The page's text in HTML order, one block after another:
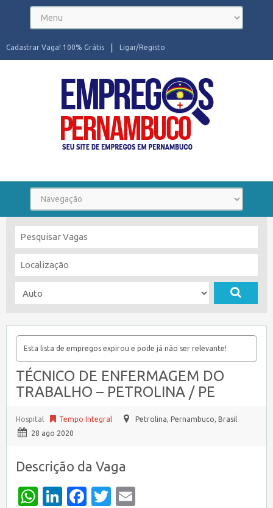
Ligar/Registo
Cadastrar Vaga! 100% Grátis
Esta lista de empregos expirou e pode já não ser relevante!
TÉCNICO DE ENFERMAGEM DO
TRABALHO – PETROLINA / PE
Hospital Tempo Integral Petrolina, Pernambuco, Brasil
28 ago 2020
Descrição da Vaga
WhatsApp
LinkedIn
Facebook
Twitter